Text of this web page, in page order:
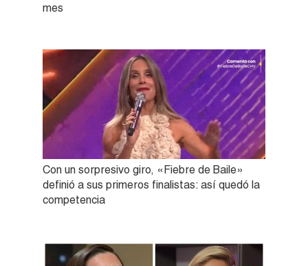
mes
Con un sorpresivo giro, «Fiebre de Baile»
definió a sus primeros finalistas: así quedó la
competencia